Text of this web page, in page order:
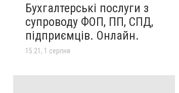
Бухгалтерські послуги з
супроводу ФОП, ПП, СПД,
підприємців. Онлайн.
15:21, 1 серпня